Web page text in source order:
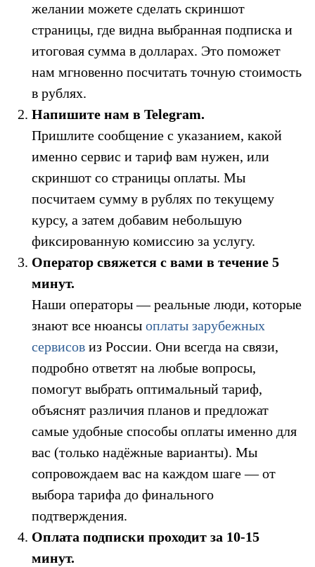
желании можете сделать скриншот
страницы, где видна выбранная подписка и
итоговая сумма в долларах. Это поможет
нам мгновенно посчитать точную стоимость
в рублях.
Напишите нам в Telegram.
Пришлите сообщение с указанием, какой
именно сервис и тариф вам нужен, или
скриншот со страницы оплаты. Мы
посчитаем сумму в рублях по текущему
курсу, а затем добавим небольшую
фиксированную комиссию за услугу.
Оператор свяжется с вами в течение 5
минут.
Наши операторы — реальные люди, которые
знают все нюансы оплаты зарубежных
сервисов из России. Они всегда на связи,
подробно ответят на любые вопросы,
помогут выбрать оптимальный тариф,
объяснят различия планов и предложат
самые удобные способы оплаты именно для
вас (только надёжные варианты). Мы
сопровождаем вас на каждом шаге — от
выбора тарифа до финального
подтверждения.
Оплата подписки проходит за 10-15
минут.